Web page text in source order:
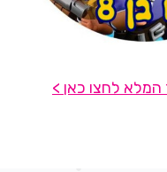
לחצו כאן >